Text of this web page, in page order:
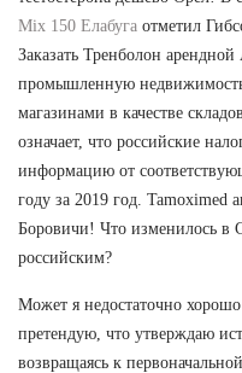
Mix 150 Елабуга отметил
Заказать Тренболон
промышленную
магазинами в качестве
означает, что российские
информацию от
году за 2019 год. Tamoximed
Боровичи! Что изменилось в
российским?
Может я недостаточно
претендую, что утверждаю
возвращаясь к